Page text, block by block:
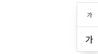
가
가